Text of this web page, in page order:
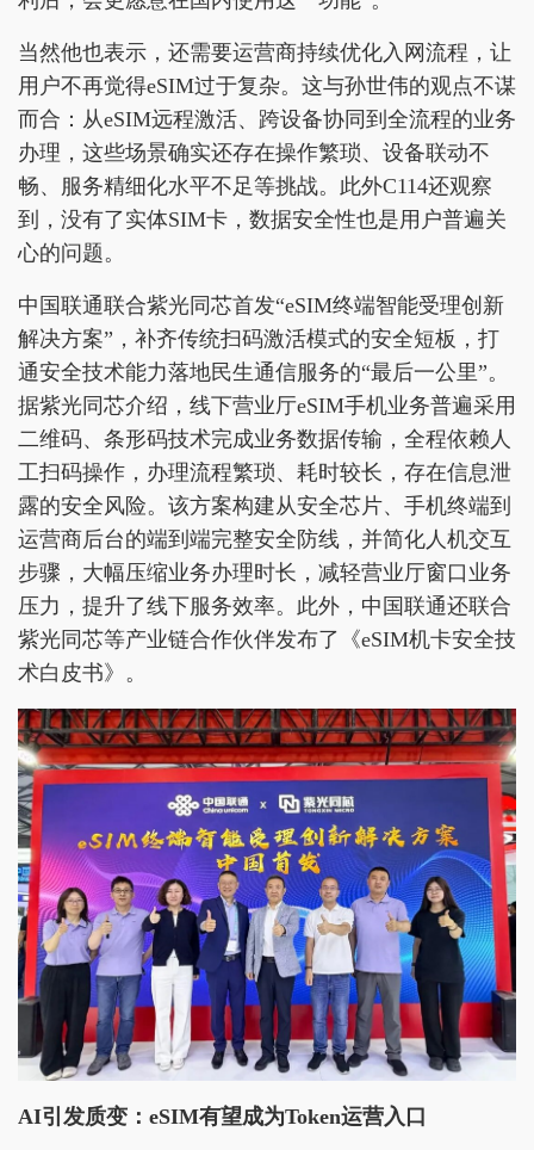
当然他也表示，还需要运营商持续优化入网流程，让
用户不再觉得eSIM过于复杂。这与孙世伟的观点不谋
而合：从eSIM远程激活、跨设备协同到全流程的业务
办理，这些场景确实还存在操作繁琐、设备联动不
畅、服务精细化水平不足等挑战。此外C114还观察
到，没有了实体SIM卡，数据安全性也是用户普遍关
心的问题。
中国联通联合紫光同芯首发“eSIM终端智能受理创新
解决方案”，补齐传统扫码激活模式的安全短板，打
通安全技术能力落地民生通信服务的“最后一公里”。
据紫光同芯介绍，线下营业厅eSIM手机业务普遍采用
二维码、条形码技术完成业务数据传输，全程依赖人
工扫码操作，办理流程繁琐、耗时较长，存在信息泄
露的安全风险。该方案构建从安全芯片、手机终端到
运营商后台的端到端完整安全防线，并简化人机交互
步骤，大幅压缩业务办理时长，减轻营业厅窗口业务
压力，提升了线下服务效率。此外，中国联通还联合
紫光同芯等产业链合作伙伴发布了《eSIM机卡安全技
术白皮书》。
AI引发质变：eSIM有望成为Token运营入口